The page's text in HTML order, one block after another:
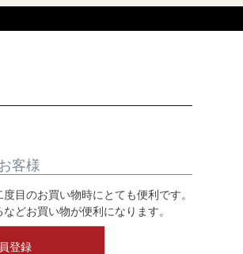
客様
目のお買い物時にとても便利です。
どお買い物が便利になります。
登録